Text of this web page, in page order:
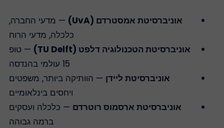
אוניברסיטת אמסטרדם (UvA)
— מדעי החברה,
כלכלה, מדעי הרוח
אוניברסיטת הטכנולוגיה דלפט (TU Delft)
— טופ
אוניברסיטת ליידן— הוותיקה ביותר, משפטים
ויחסים בינלאומיים
אוניברסיטת ארסמוס רוטרדם— כלכלה ועסקים
ברמה גבוהה